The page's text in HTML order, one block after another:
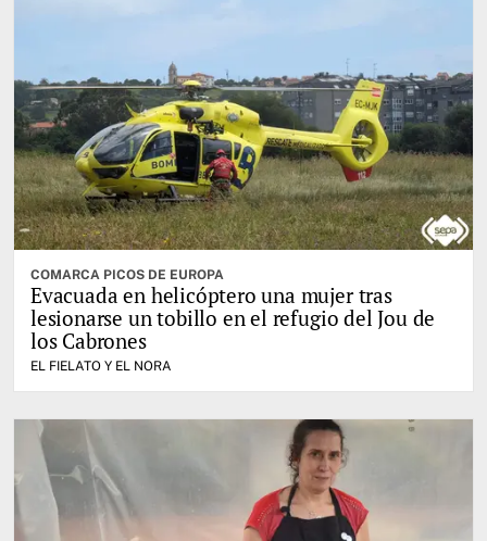
COMARCA PICOS DE EUROPA
Evacuada en helicóptero una mujer tras
lesionarse un tobillo en el refugio del Jou de
los Cabrones
EL FIELATO Y EL NORA